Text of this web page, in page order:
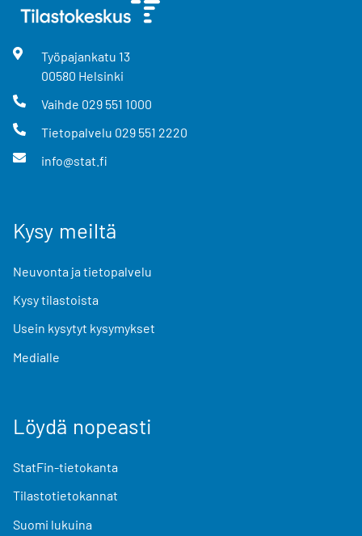
Työpajankatu 13
00580 Helsinki
Vaihde 029 551 1000
Tietopalvelu 029 551 2220
info@stat.fi
Kysy meiltä
Neuvonta ja tietopalvelu
Kysy tilastoista
Usein kysytyt kysymykset
Medialle
Löydä nopeasti
StatFin-tietokanta
Tilastotietokannat
Suomi lukuina